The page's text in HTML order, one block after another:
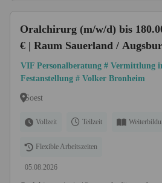
Oralchirurg (m/w/d) bis
€ | Raum Sauerland /
Siegburg
VIF Personalberatung # Vermittlung
Festanstellung # Volker Bronheim
Soest
Vollzeit Teilzeit
Flexible Arbeitszeiten
05.08.2026